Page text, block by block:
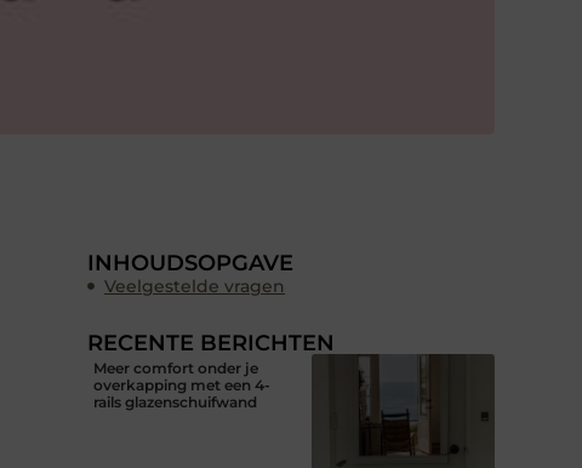
INHOUDSOPGAVE
Veelgestelde vragen
RECENTE BERICHTEN
Meer comfort onder je
overkapping met een 4-
rails glazenschuifwand